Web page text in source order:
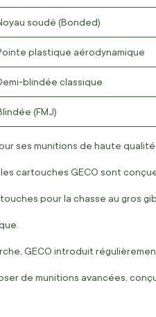
soudé (Bonded)
plastique aérodynamique
blindée classique
(FMJ)
ses munitions de haute
cartouches GECO sont
pour la chasse au gros
GECO introduit
de munitions avancées,